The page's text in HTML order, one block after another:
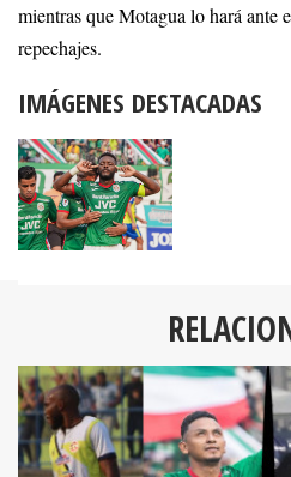
mientras que Motagua lo hará ante
repechajes.
IMÁGENES DESTACADAS